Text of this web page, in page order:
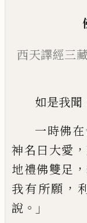
西天譯經三
如是我聞
一時佛
神名曰大愛 ，
地禮佛雙足 ，
我有所願 ，
說 。」